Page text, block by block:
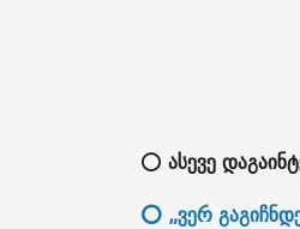
⭕ ასევე
⭕ „ვერ